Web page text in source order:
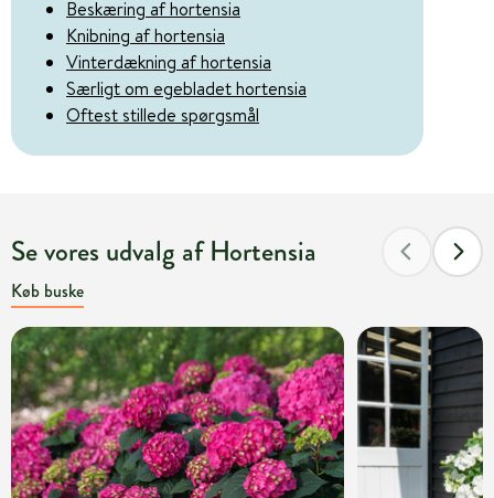
Beskæring af hortensia
Knibning af hortensia
Vinterdækning af hortensia
Særligt om egebladet hortensia
Oftest stillede spørgsmål
Se vores udvalg af Hortensia
Køb buske